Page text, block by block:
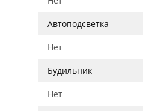
Автоподсветка
Нет
Будильник
Нет